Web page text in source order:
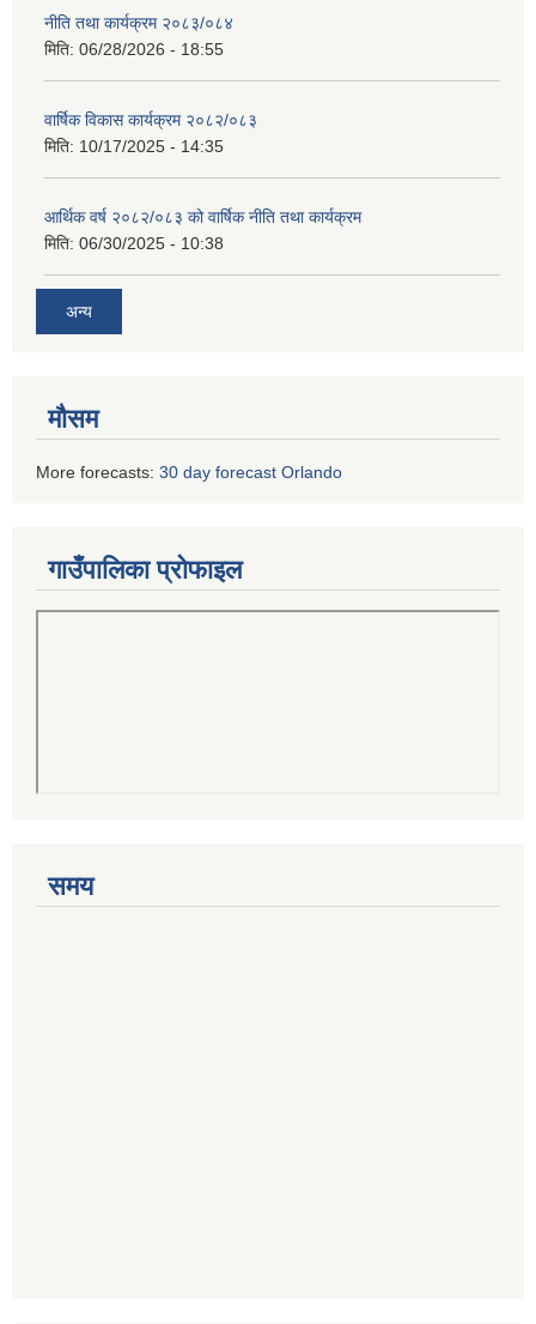
नीति तथा कार्यक्रम २०८३/०८४
मिति: 06/28/2026 - 18:55
वार्षिक विकास कार्यक्रम २०८२/०८३
मिति: 10/17/2025 - 14:35
आर्थिक वर्ष २०८२/०८३ को वार्षिक नीति तथा कार्यक्रम
मिति: 06/30/2025 - 10:38
अन्य
मौसम
More forecasts: 30 day forecast Orlando
गाउँपालिका प्रोफाइल
समय